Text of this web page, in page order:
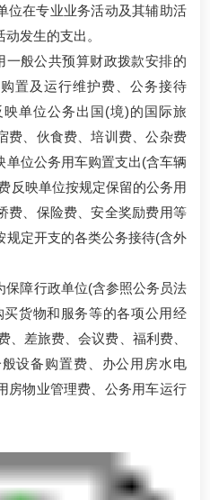
位在专业业务活动及其辅助活
发生的支出。
一般公共预算财政拨款安排的
置及运行维护费、公务接待
单位公务出国(境)的国际旅
费、伙食费、培训费、公杂费
位公务用车购置支出(含车辆
反映单位按规定保留的公务用
费、保险费、安全奖励费用等
规定开支的各类公务接待(含外
保障行政单位(含参照公务员法
货物和服务等的各项公用经
、差旅费、会议费、福利费、
设备购置费、办公用房水电
房物业管理费、公务用车运行